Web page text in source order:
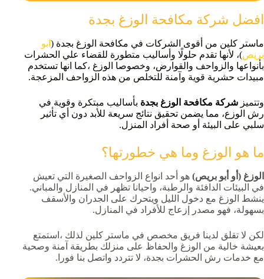
افضل شركة مكافحة الوزغ بجدة
ماستر كلين من أقوى الشركات في مكافحة الوزغ بجدة ( ابو
بريص)، لأنها تقدم حلولًا وأساليب متطورة للقضاء علي الحشرات
بأنواعها والزواحف والقوارض، وخصوصا الوزغ ،كما انها تستخدم
مبيدات حشرية قوية وآمنة للتخلص من هذه الزواحف المزعجة.
وتتميز شركة مكافحة الوزغ بجدة بأساليب مبتكرة وقوية في
رش الوزع، مما يضمن تحقيق نتائج سريعة للأبد دون أي تأثير
سلبي على البيئة أو صحة أفراد المنزل.
ما هو الوزغ وما هي خطورتها؟
الوزغ (أو أبو بريص) هو أحد انواع الزواحف الصغيرة التي تعيش
في البيئات الدافئة والرطبة، واحيانا تظهر في المنازل والمباني.
ينشط الوزغ مع دخول الليل ويتحرك على الجدران والأسقف
بسهولة، فهو مصدر إزعاج للأفراد في المنازل.
لكن لا تقلق لدينا فريق مخصص في ماستر كلين لذلك ،استمتع
بعيشة خالية من الوزغ والحفاظ على منزلك بطريقة آمنة وصحية
مع خدمات رش الحشرات بجدة، لا تتردد واتصل بنا فورا.